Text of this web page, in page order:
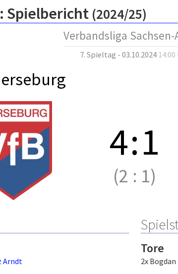
Spielbericht (2024/25)
Verbandsliga
7. Spieltag - 03.10.2024
4:1
(2 : 1)
Arndt
Tore
2x